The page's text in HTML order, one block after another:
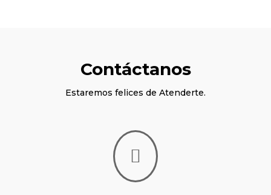
Contáctanos
Estaremos felices de Atenderte.
